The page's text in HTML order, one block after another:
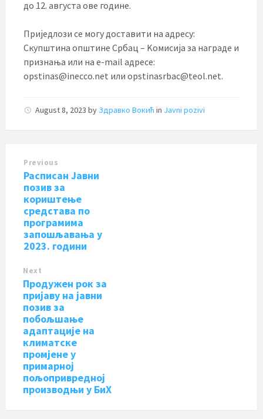
до 12. августа ове године.
Приједлози се могу доставити на адресу:
Скупштина општине Србац – Kомисија за награде и
признања или на e-mail адресе:
opstinas@inecco.net или opstinasrbac@teol.net.
August 8, 2023 by Здравко Вокић in Javni pozivi
Previous
Расписан Јавни
позив за
кориштење
средстава по
програмима
запошљавања у
2023. години
Next
Продужен рок за
пријаву на јавни
позив за
побољшање
адаптације на
климатске
промјене у
примарној
пољопривредној
производњи у БиХ